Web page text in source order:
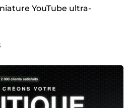
YouTube ultra-